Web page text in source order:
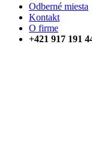
Odberné miesta
Kontakt
O firme
+421 917 191